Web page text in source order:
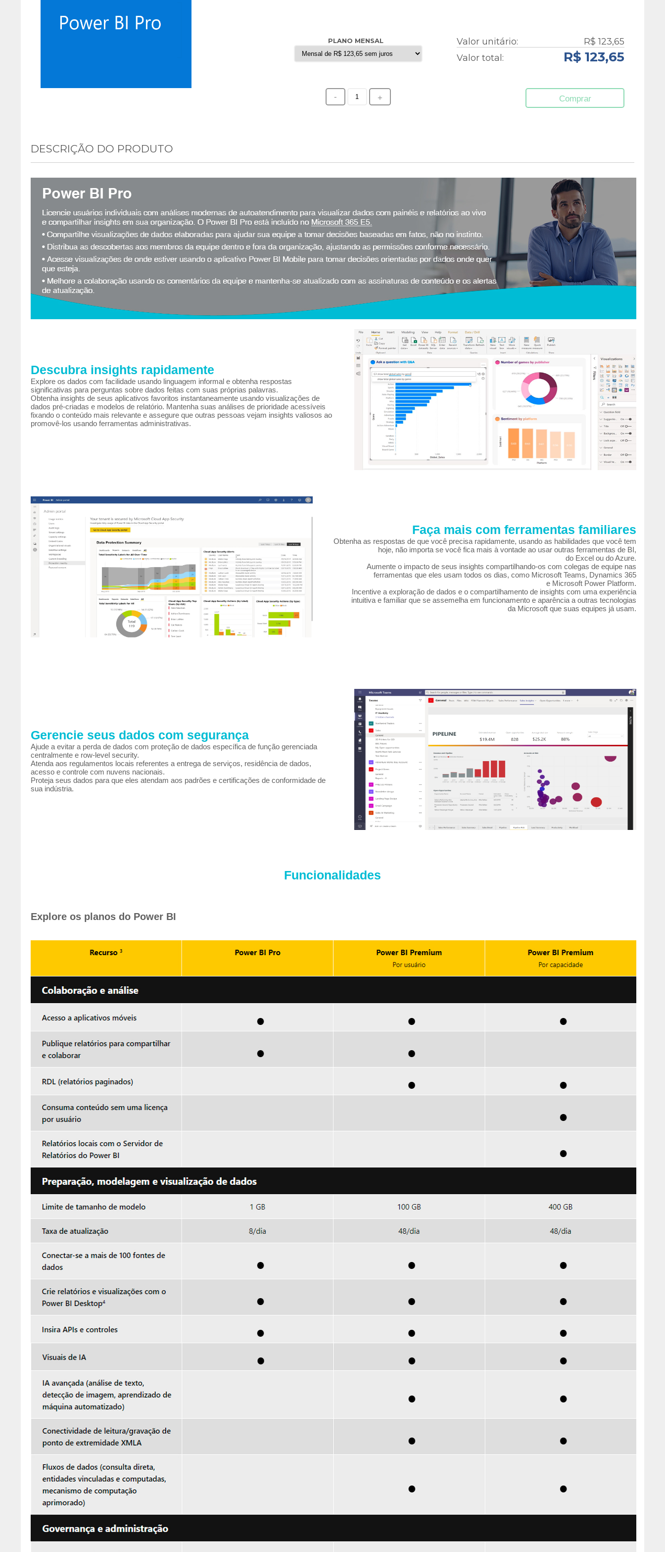
PLANO MENSAL Valor unitário:
R$ 123,65
Valor total:
R$ 123,65
- + Comprar
DESCRIÇÃO DO PRODUTO
Descubra insights rapidamente
Explore os dados com facilidade usando linguagem informal e obtenha respostas
significativas para perguntas sobre dados feitas com suas próprias palavras.
Obtenha insights de seus aplicativos favoritos instantaneamente usando visualizações de
dados pré-criadas e modelos de relatório. Mantenha suas análises de prioridade acessíveis
fixando o conteúdo mais relevante e assegure que outras pessoas vejam insights valiosos ao
promovê-los usando ferramentas administrativas.
Faça mais com ferramentas familiares
Obtenha as respostas de que você precisa rapidamente, usando as habilidades que você tem
hoje, não importa se você fica mais à vontade ao usar outras ferramentas de BI,
do Excel ou do Azure.
Aumente o impacto de seus insights compartilhando-os com colegas de equipe nas
ferramentas que eles usam todos os dias, como Microsoft Teams, Dynamics 365
e Microsoft Power Platform.
Incentive a exploração de dados e o compartilhamento de insights com uma experiência
intuitiva e familiar que se assemelha em funcionamento e aparência a outras tecnologias
da Microsoft que suas equipes já usam.
Gerencie seus dados com segurança
Ajude a evitar a perda de dados com proteção de dados específica de função gerenciada
centralmente e row-level security.
Atenda aos regulamentos locais referentes a entrega de serviços, residência de dados,
acesso e controle com nuvens nacionais.
Proteja seus dados para que eles atendam aos padrões e certificações de conformidade de
sua indústria.
Funcionalidades
Explore os planos do Power BI